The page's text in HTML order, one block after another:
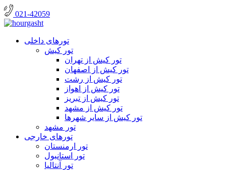
021-42059
تورهای داخلی
تور کیش
تور کیش از تهران
تور کیش از اصفهان
تور کیش از رشت
تور کیش از اهواز
تور کیش از تبریز
تور کیش از مشهد
تور کیش از سایر شهرها
تور مشهد
تورهای خارجی
تور ارمنستان
تور استانبول
تور آنتالیا